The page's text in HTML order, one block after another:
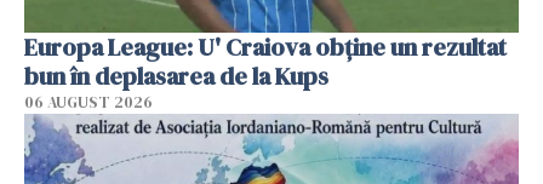
Europa League: U' Craiova obține un rezultat
bun în deplasarea de la Kups
06 AUGUST 2026